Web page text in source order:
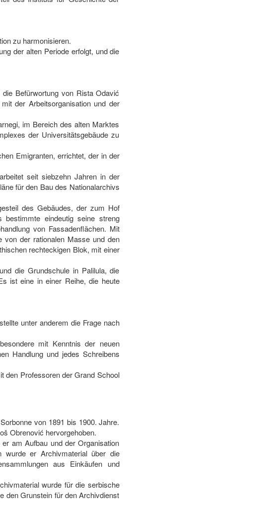
zu harmonisieren.
der alten Periode erfolgt, und die
Befürwortung von Rista Odavić
der Arbeitsorganisation und der
im Bereich des alten Marktes
der Universitätsgebäude zu
Emigranten, errichtet, der in der
seit siebzehn Jahren in der
für den Bau des Nationalarchivs
des Gebäudes, der zum Hof
eindeutig seine streng
von Fassadenflächen. Mit
von der rationalen Masse und den
rechteckigen Blok, mit einer
die Grundschule in Palilula, die
ist eine in einer Reihe, die heute
unter anderem die Frage nach
mit Kenntnis der neuen
Handlung und jedes Schreibens
den Professoren der Grand School
von 1891 bis 1900. Jahre.
Obrenović hervorgehoben.
am Aufbau und der Organisation
wurde er Archivmaterial über die
aus Einkäufen und
wurde für die serbische
den Grunstein für den Archivdienst